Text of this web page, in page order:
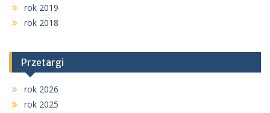
rok 2019
rok 2018
Przetargi
rok 2026
rok 2025